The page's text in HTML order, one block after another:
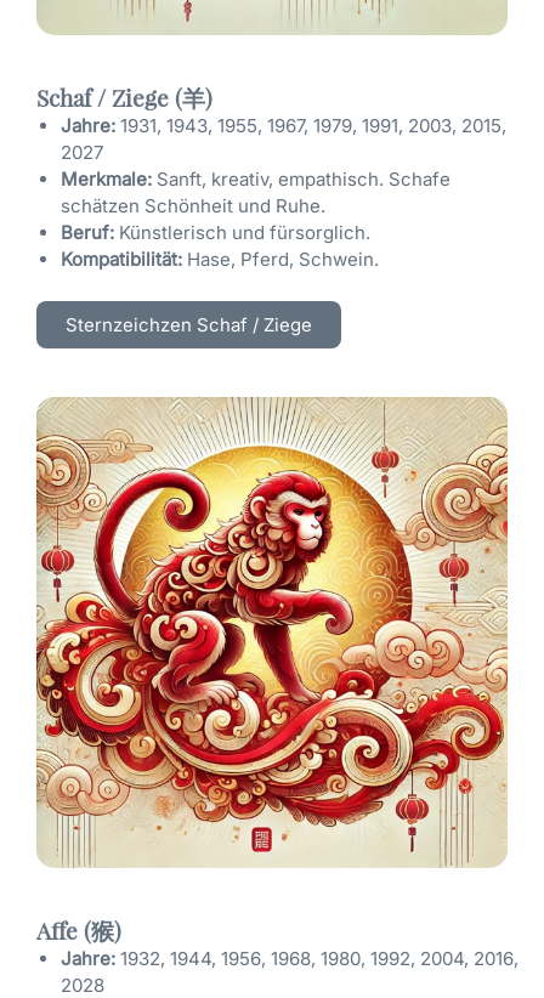
Schaf / Ziege (羊)
Jahre: 1931, 1943, 1955, 1967, 1979, 1991, 2003, 2015,
2027
Merkmale: Sanft, kreativ, empathisch. Schafe
schätzen Schönheit und Ruhe.
Beruf: Künstlerisch und fürsorglich.
Kompatibilität: Hase, Pferd, Schwein.
Sternzeichzen Schaf / Ziege
Affe (猴)
Jahre: 1932, 1944, 1956, 1968, 1980, 1992, 2004, 2016,
2028